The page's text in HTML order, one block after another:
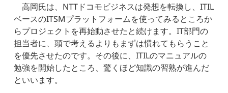
高岡氏は、NTTドコモビジネスは発想を転換し、ITIL
ベースのITSMプラットフォームを使ってみるところか
らプロジェクトを再始動させたと続けます。IT部門の
担当者に、頭で考えるよりもまずは慣れてもらうこと
を優先させたのです。その後に、ITILのマニュアルの
勉強を開始したところ、驚くほど知識の習熟が進んだ
といいます。